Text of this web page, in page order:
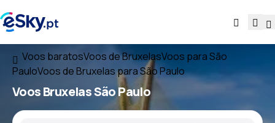
Voos baratosVoos de BruxelasVoos para São
PauloVoos de Bruxelas para São Paulo
VoosBruxelas São Paulo